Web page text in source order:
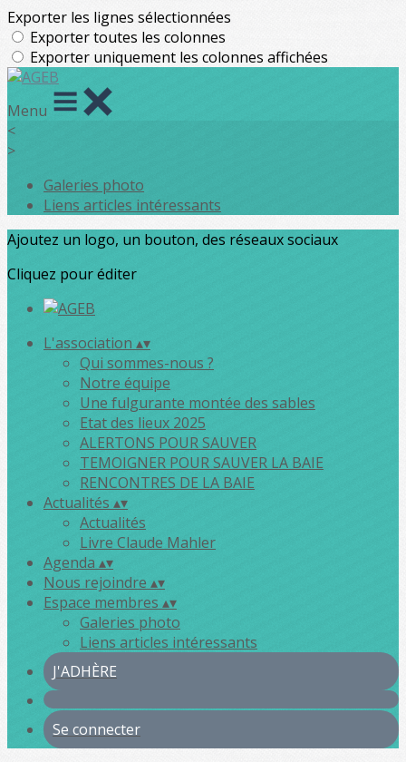
Exporter les lignes sélectionnées
Exporter toutes les colonnes
Exporter uniquement les colonnes affichées
Menu
<
>
Galeries photo
Liens articles intéressants
Ajoutez un logo, un bouton, des réseaux sociaux
Cliquez pour éditer
L'association ▴▾
Qui sommes-nous ?
Notre équipe
Une fulgurante montée des sables
Etat des lieux 2025
ALERTONS POUR SAUVER
TEMOIGNER POUR SAUVER LA BAIE
RENCONTRES DE LA BAIE
Actualités ▴▾
Actualités
Livre Claude Mahler
Agenda ▴▾
Nous rejoindre ▴▾
Espace membres ▴▾
Galeries photo
Liens articles intéressants
J'ADHÈRE
Se connecter